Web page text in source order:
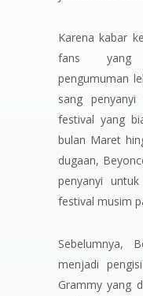
Karena kabar
fans
pengumuman
sang
festival yang
bulan Maret
dugaan,
penyanyi
festival musim
Sebelumnya,
menjadi
Grammyyang